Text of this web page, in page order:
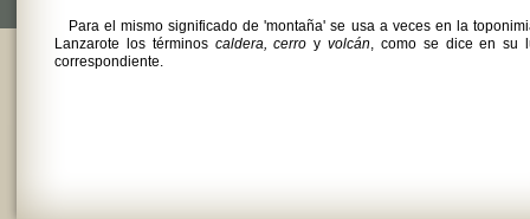
Para el mismo significado de 'montaña' se usa a veces en la
Lanzarote los términos caldera, cerro yvolcán, como se dice en su
correspondiente.